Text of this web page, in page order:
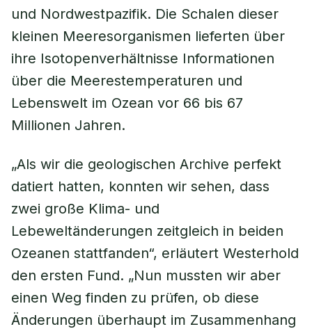
und Nordwestpazifik. Die Schalen dieser
kleinen Meeresorganismen lieferten über
ihre Isotopenverhältnisse Informationen
über die Meerestemperaturen und
Lebenswelt im Ozean vor 66 bis 67
Millionen Jahren.
„Als wir die geologischen Archive perfekt
datiert hatten, konnten wir sehen, dass
zwei große Klima- und
Lebeweltänderungen zeitgleich in beiden
Ozeanen stattfanden“, erläutert Westerhold
den ersten Fund. „Nun mussten wir aber
einen Weg finden zu prüfen, ob diese
Änderungen überhaupt im Zusammenhang